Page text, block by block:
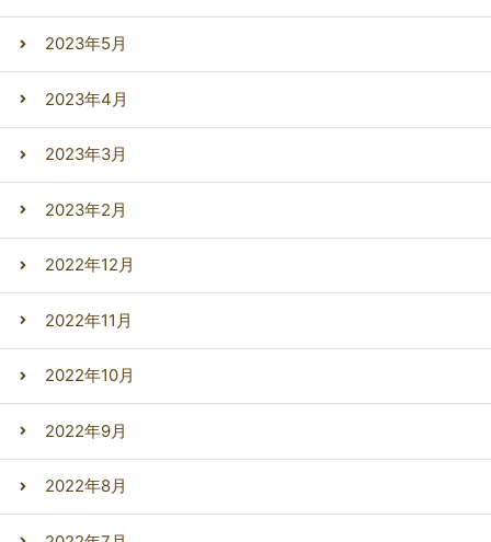
2023年5月
2023年4月
2023年3月
2023年2月
2022年12月
2022年11月
2022年10月
2022年9月
2022年8月